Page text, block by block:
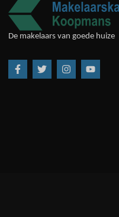
De makelaars van goede huize